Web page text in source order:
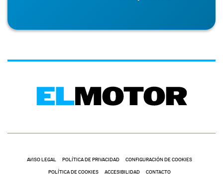
AVISO LEGAL POLÍTICA DE PRIVACIDAD CONFIGURACIÓN DE COOKIES
POLÍTICA DE COOKIES ACCESIBILIDAD CONTACTO